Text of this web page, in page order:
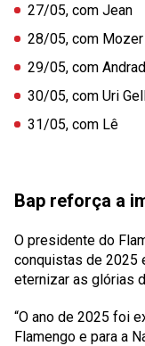
27/05, com Jean
28/05, com Mozer
29/05, com
30/05, com Uri
31/05, com Lê
Bap reforça a
O presidente do
conquistas de 2025
eternizar as glórias
“O ano de 2025 foi
Flamengo e para a